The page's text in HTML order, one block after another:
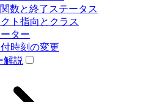
数と終了ステータス
ト指向とクラス
ター
時刻の変更
解説